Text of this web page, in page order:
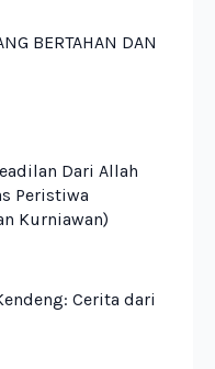
BERTAHAN DAN
Dari Allah
Peristiwa
Kurniawan)
Cerita dari